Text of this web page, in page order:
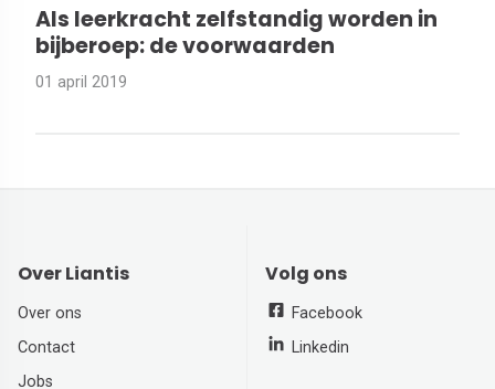
Als leerkracht zelfstandig worden in
bijberoep: de voorwaarden
01 april 2019
Over Liantis
Over ons
Contact
Jobs
Volg ons
Facebook
Linkedin